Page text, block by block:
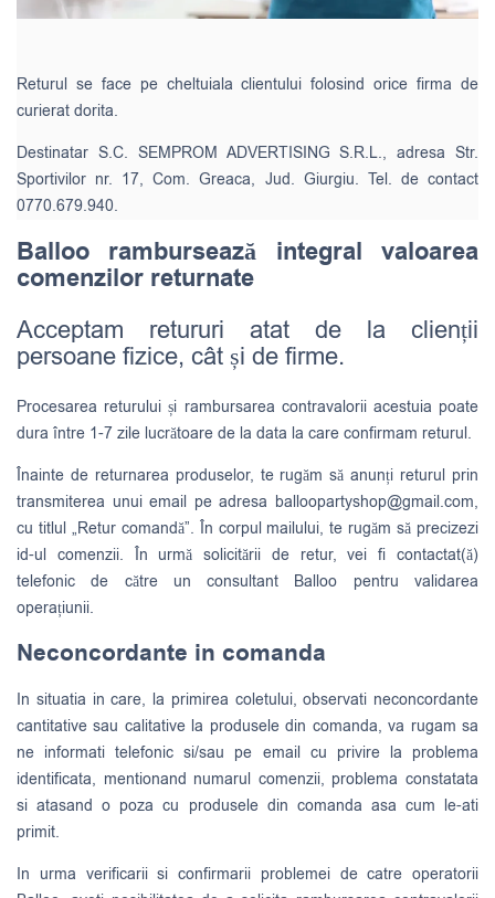
Returul se face pe cheltuiala clientului folosind orice firma de
curierat dorita.
Destinatar S.C. SEMPROM ADVERTISING S.R.L., adresa Str.
Sportivilor nr. 17, Com. Greaca, Jud. Giurgiu. Tel. de contact
0770.679.940.
Balloo rambursează integral valoarea
comenzilor returnate
Acceptam retururi atat de la clienții
persoane fizice, cât și de firme.
Procesarea returului și rambursarea contravalorii acestuia poate
dura între 1-7 zile lucrătoare de la data la care confirmam returul.
Înainte de returnarea produselor, te rugăm să anunți returul prin
transmiterea unui email pe adresa balloopartyshop@gmail.com,
cu titlul „Retur comandă”. În corpul mailului, te rugăm să precizezi
id-ul comenzii. În urmă solicitării de retur, vei fi contactat(ă)
telefonic de către un consultant Balloo pentru validarea
operațiunii.
Neconcordante in comanda
In situatia in care, la primirea coletului, observati neconcordante
cantitative sau calitative la produsele din comanda, va rugam sa
ne informati telefonic si/sau pe email cu privire la problema
identificata, mentionand numarul comenzii, problema constatata
si atasand o poza cu produsele din comanda asa cum le-ati
primit.
In urma verificarii si confirmarii problemei de catre operatorii